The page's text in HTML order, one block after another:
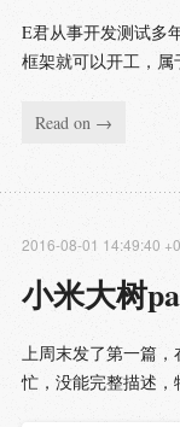
E君从事开发测试多
框架就可以开工，属
Read on →
小米大树
2016-08-01 14:49:40
上周末发了第一篇
忙，没能完整描述，